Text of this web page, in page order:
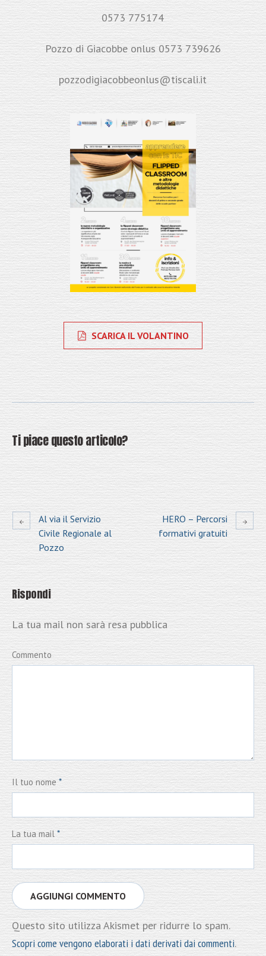
0573 775174
Pozzo di Giacobbe onlus 0573 739626
pozzodigiacobbeonlus@tiscali.it
SCARICA IL VOLANTINO
Ti piace questo articolo?
Al via il Servizio
Civile Regionale al
Pozzo
HERO – Percorsi
formativi gratuiti
Rispondi
La tua mail non sarà resa pubblica
Commento
Il tuo nome*
La tua mail *
Questo sito utilizza Akismet per ridurre lo spam.
Scopri come vengono elaborati i dati derivati dai commenti.